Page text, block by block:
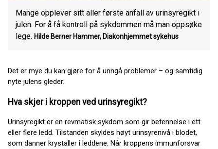
Mange opplever sitt aller første anfall av urinsyregikt i
julen. For å få kontroll på sykdommen må man oppsøke
lege. Hilde Berner Hammer, Diakonhjemmet sykehus
Det er mye du kan gjøre for å unngå problemer – og samtidig
nyte julens gleder.
Hva skjer i kroppen ved urinsyregikt?
Urinsyregikt er en revmatisk sykdom som gir betennelse i ett
eller flere ledd. Tilstanden skyldes høyt urinsyrenivå i blodet,
som danner krystaller i leddene. Når kroppens immunforsvar